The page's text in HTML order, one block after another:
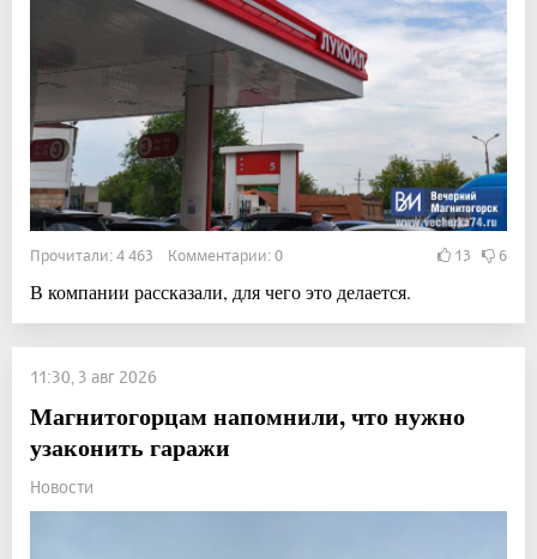
Прочитали: 4 463 Комментарии: 0 13 6
В компании рассказали, для чего это делается.
11:30, 3 авг 2026
Магнитогорцам напомнили, что нужно
узаконить гаражи
Новости